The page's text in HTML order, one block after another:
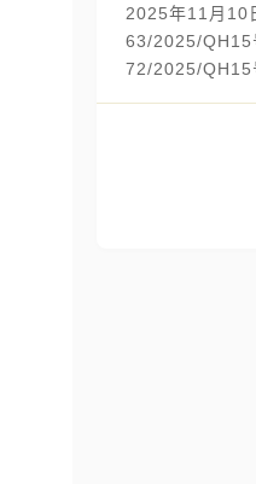
2025年11月10
63/2025/QH15
72/2025/